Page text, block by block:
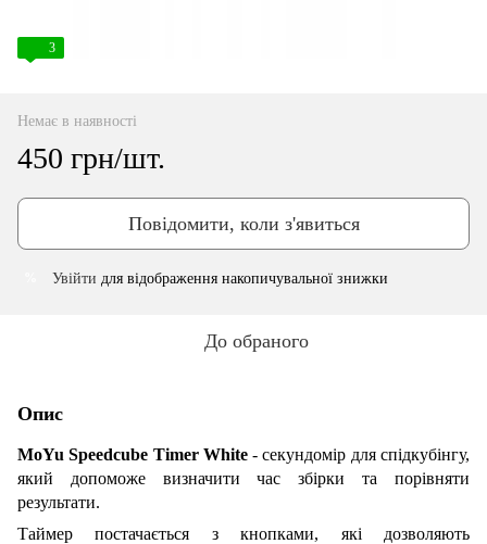
3
Немає в наявності
450 грн/шт.
Повідомити, коли з'явиться
Увійти для відображення накопичувальної знижки
До обраного
Опис
MoYu Speedcube Timer White- секундомір для спідкубінгу,
який допоможе визначити час збірки та порівняти
результати.
Таймер постачається з кнопками, які дозволяють